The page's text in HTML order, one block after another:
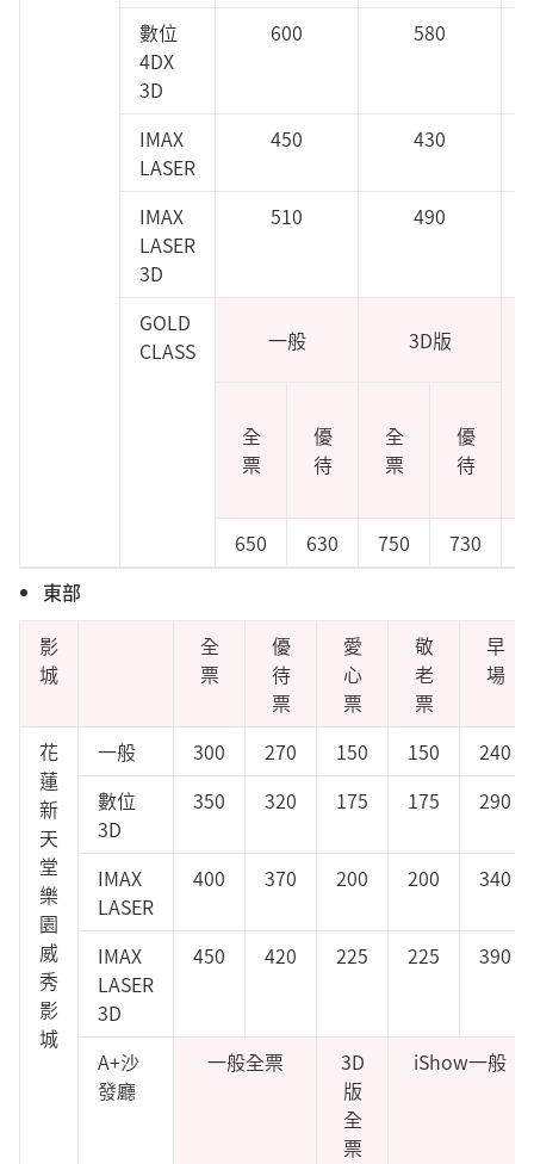
數位
4DX
3D
600 580
IMAX
LASER
450 430
IMAX
LASER
3D
510 490
GOLD
CLASS
一般
3D版
全
票
優
待
全
票
優
待
650 630 750 730
東部
影
城
全
票
優
待
票
愛
心
票
敬
老
票
早
場
花
蓮
新
天
堂
樂
園
威
秀
影
城
一般 300 270 150 150
240
數位
3D
350 320 175 175 290
IMAX
LASER
400 370 200 200 340
IMAX
LASER
3D
450 420 225 225 390
A+沙
發廳
一般全票
3D
版
全
票
iShow一般